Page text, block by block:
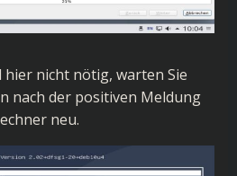
nicht nötig, warten Sie
nach der positiven Meldung
neu.